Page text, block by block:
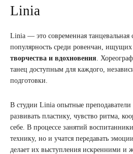
Linia
Linia — это современная танцевальная
популярность среди ровенчан, ищущих
творчества и вдохновения .
танец доступным для каждого,
подготовки.
В студии Linia опытные
развивать пластику, чувство ритма,
себе. В процессе занятий
технику, но и учатся передавать
делает их выступления искренними и